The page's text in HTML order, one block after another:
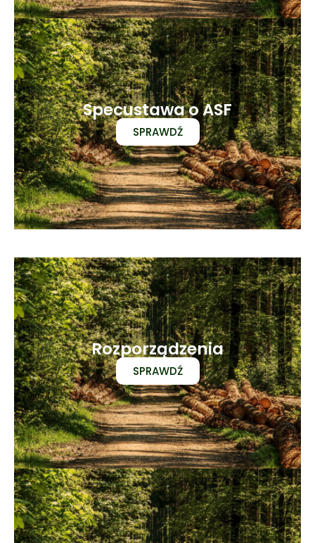
Specustawa o ASF
SPRAWDŹ
Rozporządzenia
SPRAWDŹ